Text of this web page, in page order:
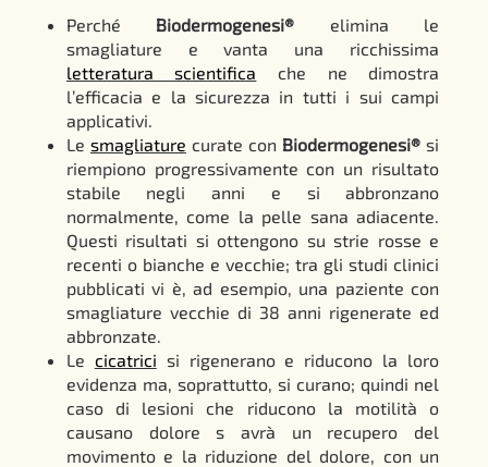
Perché Biodermogenesi® elimina le
smagliature e vanta una ricchissima
letteratura scientifica che ne dimostra
l’efficacia e la sicurezza in tutti i sui campi
applicativi.
Le smagliature curate con Biodermogenesi® si
riempiono progressivamente con un risultato
stabile negli anni e si abbronzano
normalmente, come la pelle sana adiacente.
Questi risultati si ottengono su strie rosse e
recenti o bianche e vecchie; tra gli studi clinici
pubblicati vi è, ad esempio, una paziente con
smagliature vecchie di 38 anni rigenerate ed
abbronzate.
Le cicatrici si rigenerano e riducono la loro
evidenza ma, soprattutto, si curano; quindi nel
caso di lesioni che riducono la motilità o
causano dolore s avrà un recupero del
movimento e la riduzione del dolore, con un